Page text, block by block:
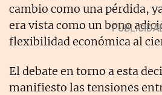
cambio como una pérdida,
era vista como un bono
flexibilidad económica al
El debate en torno a esta
manifiesto las tensiones